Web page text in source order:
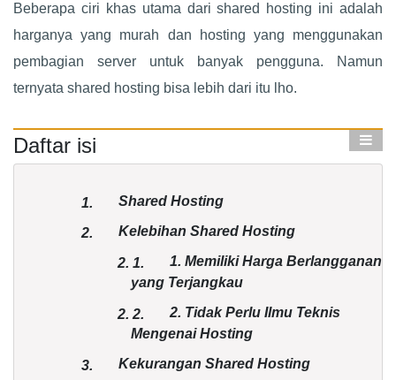
Beberapa ciri khas utama dari shared hosting ini adalah
harganya yang murah dan hosting yang menggunakan
pembagian server untuk banyak pengguna. Namun
ternyata shared hosting bisa lebih dari itu lho.
Daftar isi
1. Shared Hosting
2. Kelebihan Shared Hosting
2. 1.
1. Memiliki Harga Berlangganan
yang Terjangkau
2. 2.
2. Tidak Perlu Ilmu Teknis
Mengenai Hosting
3. Kekurangan Shared Hosting